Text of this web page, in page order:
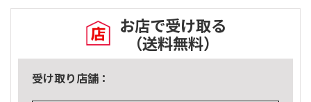
お店で受け取る
（送料無料）
受け取り店舗：